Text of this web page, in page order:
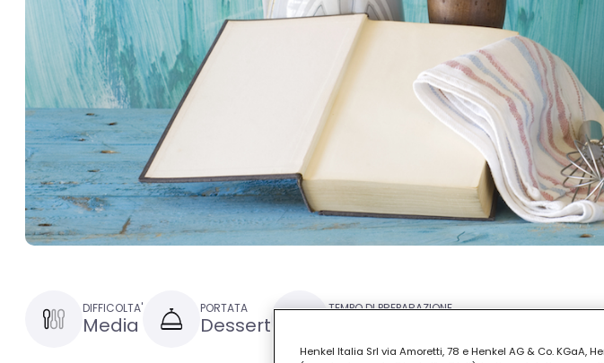
DIFFICOLTA'
Media
PORTATA
Dessert
TEMPO DI PREPARAZIONE
Henkel Italia Srl via Amoretti, 78 e Henkel AG & Co. KGaA,